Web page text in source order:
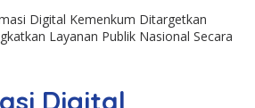
Digital Kemenkum Ditargetkan
Layanan Publik Nasional Secara
Digital